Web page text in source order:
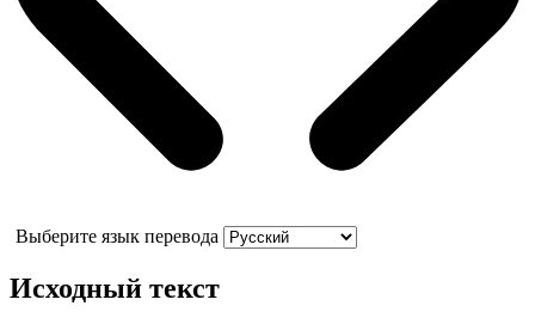
Выберите язык перевода
Исходный текст